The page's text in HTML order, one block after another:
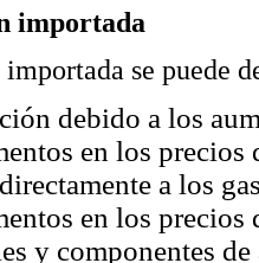
importada
se puede
debido a los
en los
a los
en los
y componentes